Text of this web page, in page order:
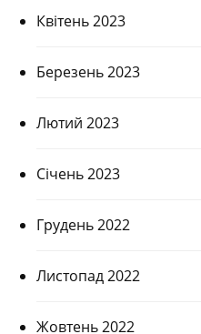
Квітень 2023
Березень 2023
Лютий 2023
Січень 2023
Грудень 2022
Листопад 2022
Жовтень 2022